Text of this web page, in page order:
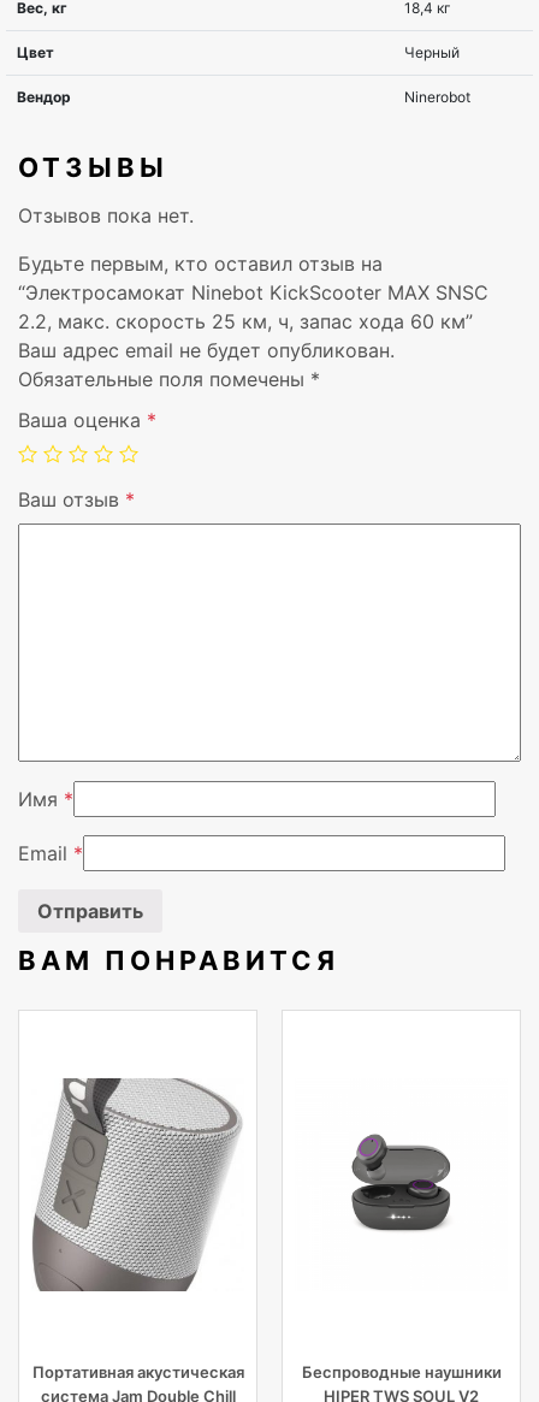
Емкость батареи (Ватт час)
Максимальная скорость, км/ч
ОТЗЫВЫ
Отзывов пока нет.
Будьте первым, кто оставил отзыв на
“Электросамокат Ninebot KickScooter MAX SNSC
2.2, макс. скорость 25 км, ч, запас хода 60 км”
Ваш адрес email не будет опубликован.
Обязательные поля помечены *
Ваша оценка *
Ваш отзыв *
Имя *
Email *
ВАМ ПОНРАВИТСЯ
Портативная акустическая
система Jam Double Chill
Беспроводные наушники
HIPER TWS SOUL V2